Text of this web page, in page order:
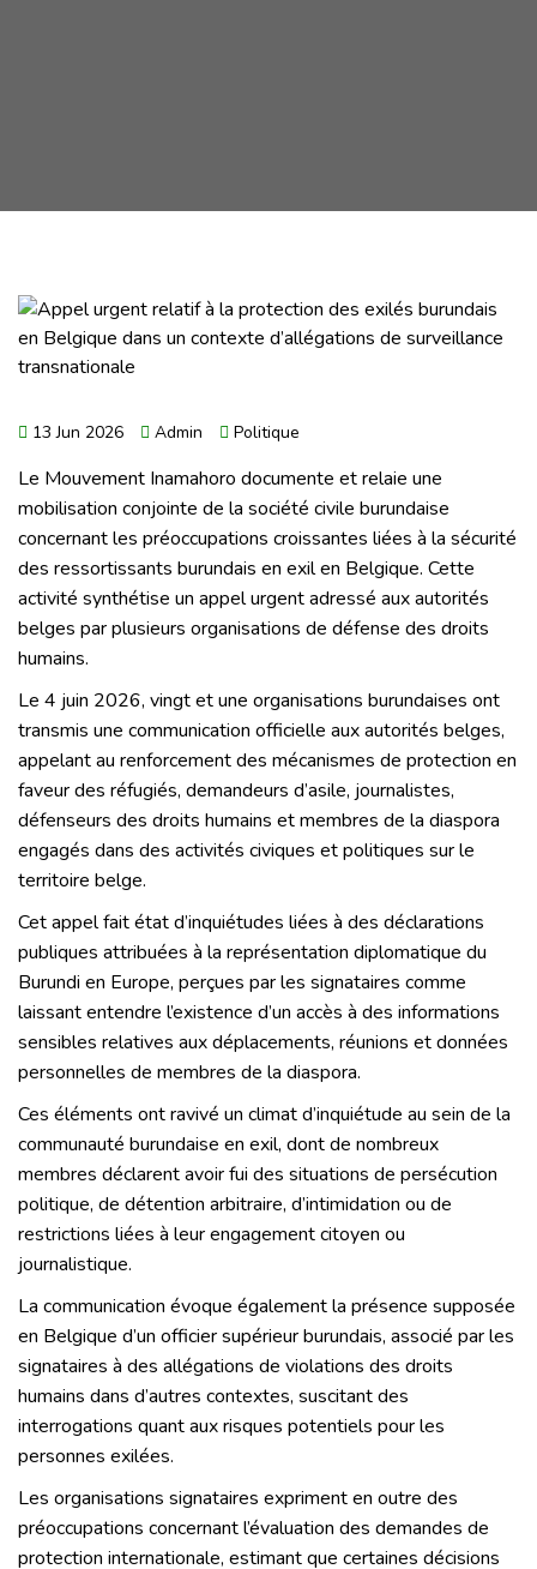
13 Jun 2026 Admin Politique
Le Mouvement Inamahoro documente et relaie une
mobilisation conjointe de la société civile burundaise
concernant les préoccupations croissantes liées à la sécurité
des ressortissants burundais en exil en Belgique. Cette
activité synthétise un appel urgent adressé aux autorités
belges par plusieurs organisations de défense des droits
humains.
Le 4 juin 2026, vingt et une organisations burundaises ont
transmis une communication officielle aux autorités belges,
appelant au renforcement des mécanismes de protection en
faveur des réfugiés, demandeurs d’asile, journalistes,
défenseurs des droits humains et membres de la diaspora
engagés dans des activités civiques et politiques sur le
territoire belge.
Cet appel fait état d’inquiétudes liées à des déclarations
publiques attribuées à la représentation diplomatique du
Burundi en Europe, perçues par les signataires comme
laissant entendre l’existence d’un accès à des informations
sensibles relatives aux déplacements, réunions et données
personnelles de membres de la diaspora.
Ces éléments ont ravivé un climat d’inquiétude au sein de la
communauté burundaise en exil, dont de nombreux
membres déclarent avoir fui des situations de persécution
politique, de détention arbitraire, d’intimidation ou de
restrictions liées à leur engagement citoyen ou
journalistique.
La communication évoque également la présence supposée
en Belgique d’un officier supérieur burundais, associé par les
signataires à des allégations de violations des droits
humains dans d’autres contextes, suscitant des
interrogations quant aux risques potentiels pour les
personnes exilées.
Les organisations signataires expriment en outre des
préoccupations concernant l’évaluation des demandes de
protection internationale, estimant que certaines décisions